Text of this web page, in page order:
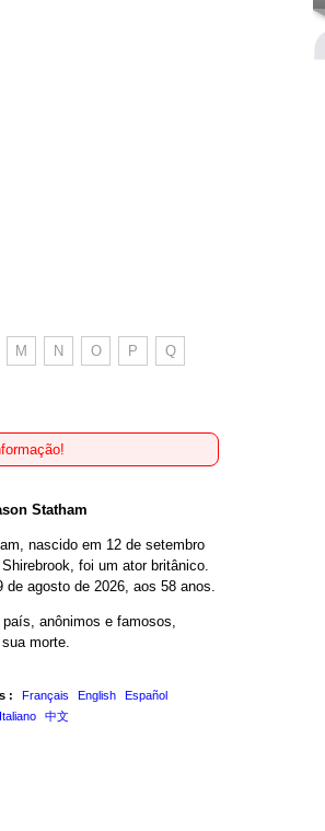
M N O P Q
Statham
nascido em 12 de setembro
foi um ator britânico.
de agosto de 2026, aos 58 anos.
anônimos e famosos,
morte.
: Français English
Español
Italiano 中文